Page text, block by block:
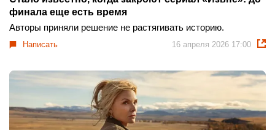
финала еще есть время
Авторы приняли решение не растягивать историю.
Написать 16 апреля 2026 17:00